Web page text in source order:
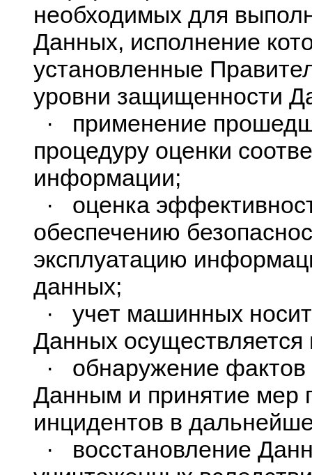
необходимых для
Данных, исполнение
установленные
уровни защищенности
· применение
процедуру оценки
информации;
· оценка
обеспечению
эксплуатацию
данных;
· учет машинных
Данных
· обнаружение фактов
Данным и принятие мер
инцидентов в
· восстановление